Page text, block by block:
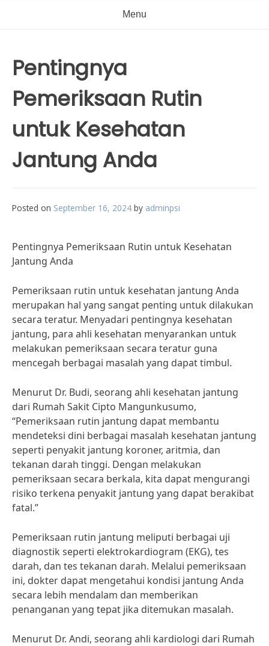
Menu
Pentingnya
Pemeriksaan Rutin
untuk Kesehatan
Jantung Anda
Posted on September 16, 2024 by adminpsi
Pentingnya Pemeriksaan Rutin untuk Kesehatan
Jantung Anda
Pemeriksaan rutin untuk kesehatan jantung Anda
merupakan hal yang sangat penting untuk dilakukan
secara teratur. Menyadari pentingnya kesehatan
jantung, para ahli kesehatan menyarankan untuk
melakukan pemeriksaan secara teratur guna
mencegah berbagai masalah yang dapat timbul.
Menurut Dr. Budi, seorang ahli kesehatan jantung
dari Rumah Sakit Cipto Mangunkusumo,
“Pemeriksaan rutin jantung dapat membantu
mendeteksi dini berbagai masalah kesehatan jantung
seperti penyakit jantung koroner, aritmia, dan
tekanan darah tinggi. Dengan melakukan
pemeriksaan secara berkala, kita dapat mengurangi
risiko terkena penyakit jantung yang dapat berakibat
fatal.”
Pemeriksaan rutin jantung meliputi berbagai uji
diagnostik seperti elektrokardiogram (EKG), tes
darah, dan tes tekanan darah. Melalui pemeriksaan
ini, dokter dapat mengetahui kondisi jantung Anda
secara lebih mendalam dan memberikan
penanganan yang tepat jika ditemukan masalah.
Menurut Dr. Andi, seorang ahli kardiologi dari Rumah